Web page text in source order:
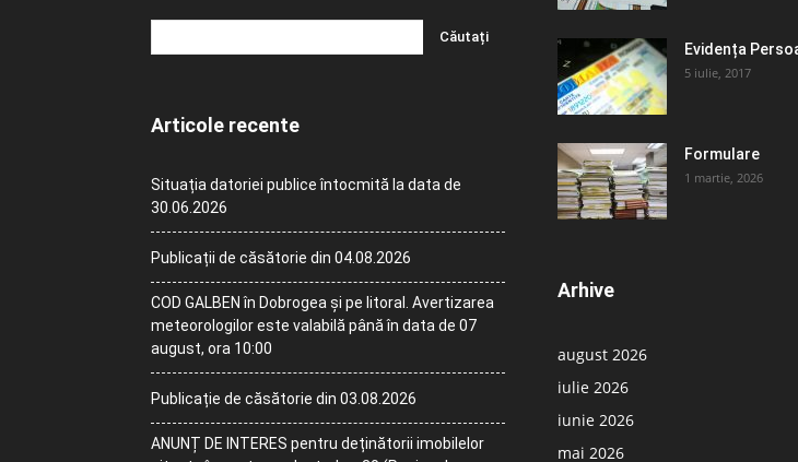
Articole recente
Situația datoriei publice întocmită la data de
30.06.2026
Publicații de căsătorie din 04.08.2026
COD GALBEN în Dobrogea și pe litoral. Avertizarea
meteorologilor este valabilă până în data de 07
august, ora 10:00
Publicație de căsătorie din 03.08.2026
ANUNȚ DE INTERES pentru deținătorii imobilelor
Evidența
5 iulie, 2017
Formulare
1 martie, 2026
Arhive
august 2026
iulie 2026
iunie 2026
mai 2026